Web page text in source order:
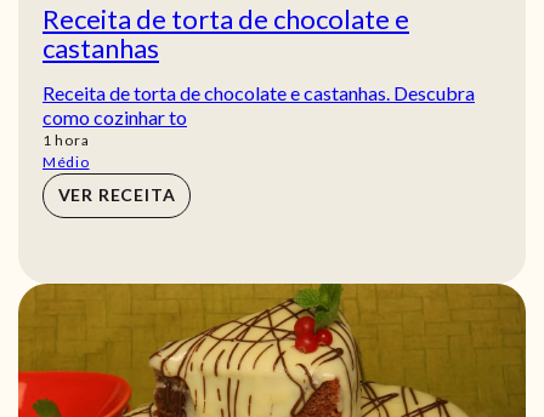
Receita de torta de chocolate e
castanhas
Receita de torta de chocolate e castanhas. Descubra
como cozinhar to
1 hora
hora
Médio
VER RECEITA